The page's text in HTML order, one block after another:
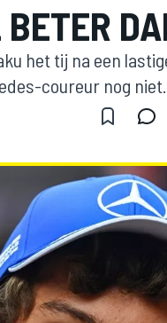
het tij na een
coureur nog niet.